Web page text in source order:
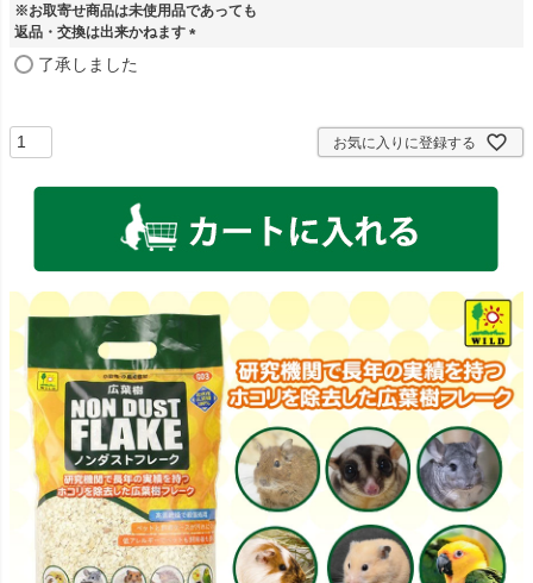
※お取寄せ商品は未使用品であっても
返品・交換は出来かねます
了承しました
お気に入りに登録する